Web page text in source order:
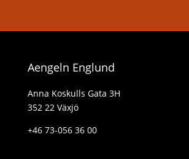
Aengeln Englund
Anna Koskulls Gata 3H
352 22 Växjö
+46 73-056 36 00